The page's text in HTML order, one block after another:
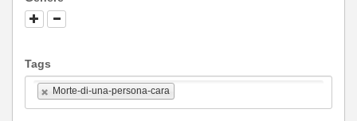
Tags
Morte-di-una-persona-cara